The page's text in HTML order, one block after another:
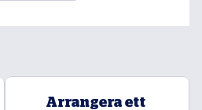
Arrangera ett